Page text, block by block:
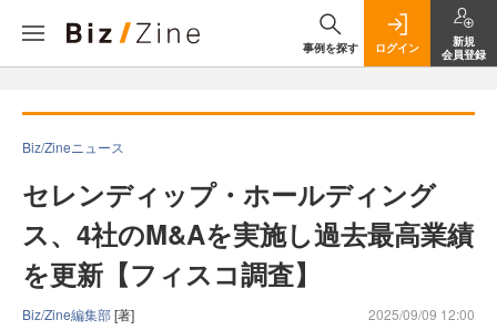
事例を探す ログイン
新規
会員登録
Biz/Zineニュース
セレンディップ・ホールディング
ス、4社のM&Aを実施し過去最高業績
を更新【フィスコ調査】
Biz/Zine編集部[著] 2025/09/09 12:00